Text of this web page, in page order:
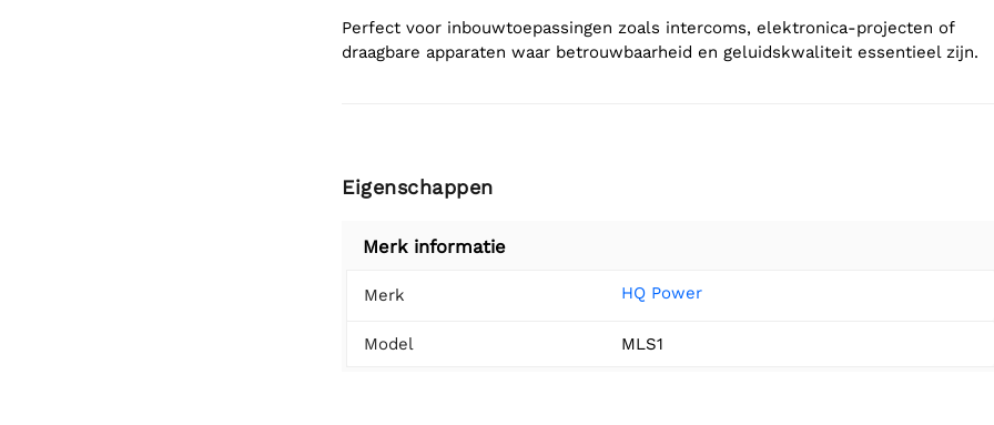
Perfect voor inbouwtoepassingen zoals intercoms, elektronica-projecten of
draagbare apparaten waar betrouwbaarheid en geluidskwaliteit essentieel zijn.
Eigenschappen
Merk informatie
Merk HQ Power
Model MLS1